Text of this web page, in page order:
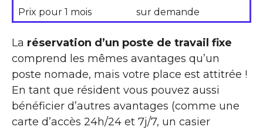
Prix pour 1 mois
sur demande
La réservation d’un poste de travail fixe
comprend les mêmes avantages qu’un
poste nomade, mais votre place est attitrée !
En tant que résident vous pouvez aussi
bénéficier d’autres avantages (comme une
carte d’accès 24h/24 et 7j/7, un casier